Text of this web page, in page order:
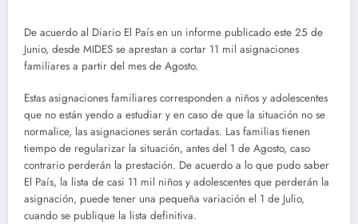
De acuerdo al Diario El País en un informe publicado este 25 de
Junio, desde MIDES se aprestan a cortar 11 mil asignaciones
familiares a partir del mes de Agosto.
Estas asignaciones familiares corresponden a niños y adolescentes
que no están yendo a estudiar y en caso de que la situación no se
normalice, las asignaciones serán cortadas. Las familias tienen
tiempo de regularizar la situación, antes del 1 de Agosto, caso
contrario perderán la prestación. De acuerdo a lo que pudo saber
El País, la lista de casi 11 mil niños y adolescentes que perderán la
asignación, puede tener una pequeña variación el 1 de Julio,
cuando se publique la lista definitiva.